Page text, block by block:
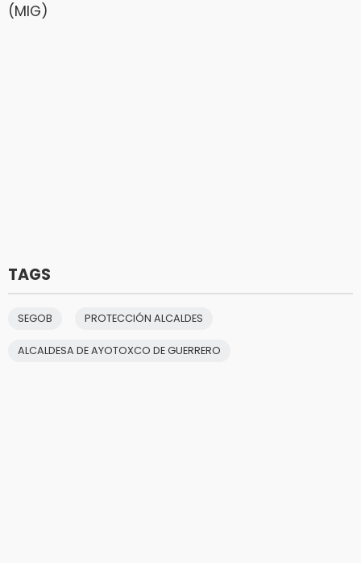
(MIG)
TAGS
SEGOB PROTECCIÓN ALCALDES
ALCALDESA DE AYOTOXCO DE GUERRERO